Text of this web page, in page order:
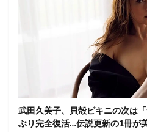
武田久美子、貝殻ビキニの次は
ぶり完全復活…伝説更新の1冊が